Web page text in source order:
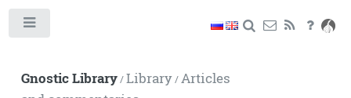
Gnostic Library/Library/Articles